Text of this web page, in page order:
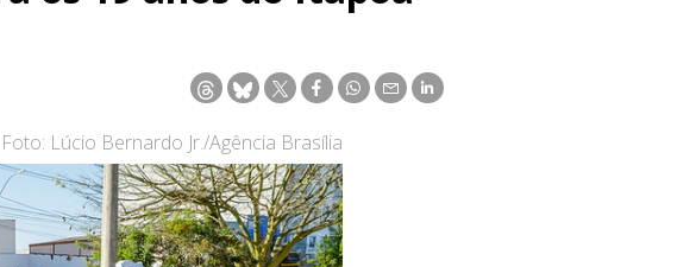
Foto: Lúcio Bernardo Jr./Agência Brasília